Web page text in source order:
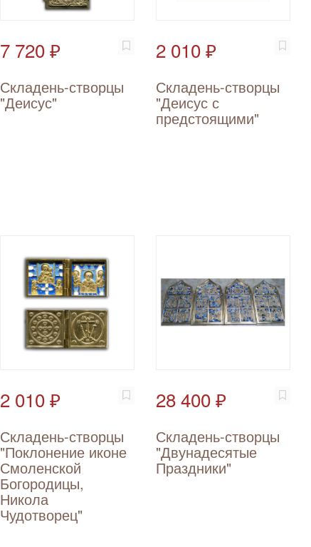
7 720 ₽
Складень-створцы
"Деисус"
2 010 ₽
Складень-створцы
"Деисус с
предстоящими"
2 010 ₽
Складень-створцы
"Поклонение иконе
Смоленской
Богородицы,
Никола
Чудотворец"
28 400 ₽
Складень-створцы
"Двунадесятые
Праздники"